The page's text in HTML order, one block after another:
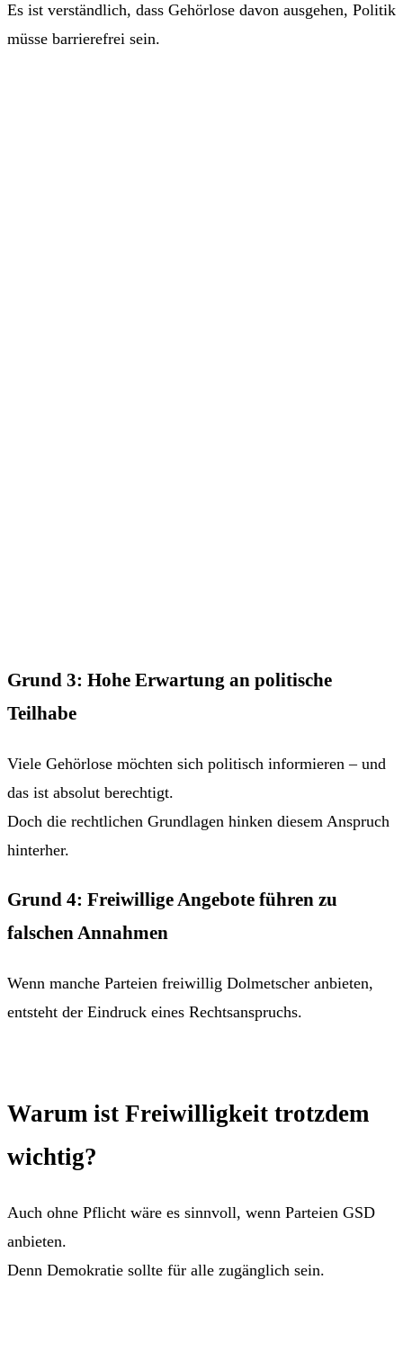
Es ist verständlich, dass Gehörlose davon ausgehen, Politik
müsse barrierefrei sein.
Grund 3: Hohe Erwartung an politische
Teilhabe
Viele Gehörlose möchten sich politisch informieren – und
das ist absolut berechtigt.
Doch die rechtlichen Grundlagen hinken diesem Anspruch
hinterher.
Grund 4: Freiwillige Angebote führen zu
falschen Annahmen
Wenn manche Parteien freiwillig Dolmetscher anbieten,
entsteht der Eindruck eines Rechtsanspruchs.
Warum ist Freiwilligkeit trotzdem
wichtig?
Auch ohne Pflicht wäre es sinnvoll, wenn Parteien GSD
anbieten.
Denn Demokratie sollte für alle zugänglich sein.